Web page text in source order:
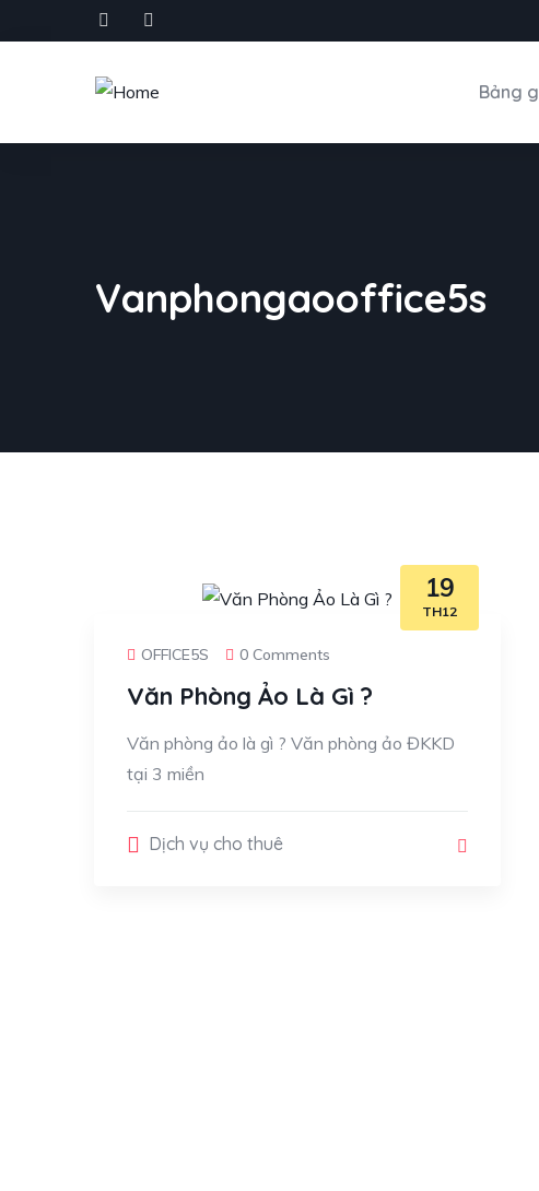
Bảng
Vanphongaooffice5s
19
TH12
OFFICE5S 0 Comments
Văn Phòng Ảo Là Gì ?
Văn phòng ảo là gì ? Văn phòng ảo ĐKKD
tại 3 miền
Dịch vụ cho thuê